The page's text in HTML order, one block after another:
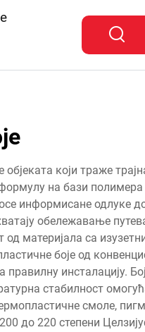
који траже
на бази полимера
информисане одлуке
обележавање
материјала са
боје од
правилну инсталацију.
стабилност
смоле,
до 220 степени